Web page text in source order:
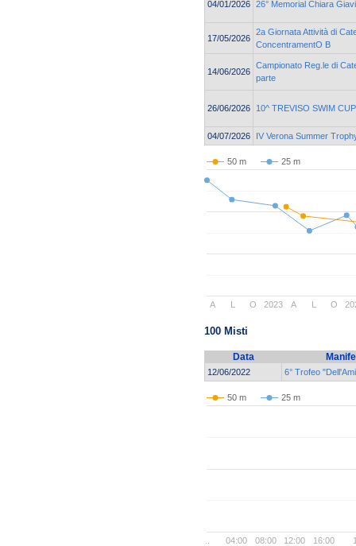
04/01/2026 26° Memorial Chiara
17/05/2026
2a Giornata Attività di
ConcentramentO B
14/06/2026
Campionato Reg.le di
parte
26/06/2026 10^ TREVISO SWIM CUP
04/07/2026 IV Verona Summer
50 m 25 m
2023
A L O A L O
100 Misti
Data
12/06/2022 6° Trofeo
50 m 25 m
04:00 08:00 12:00 16:00